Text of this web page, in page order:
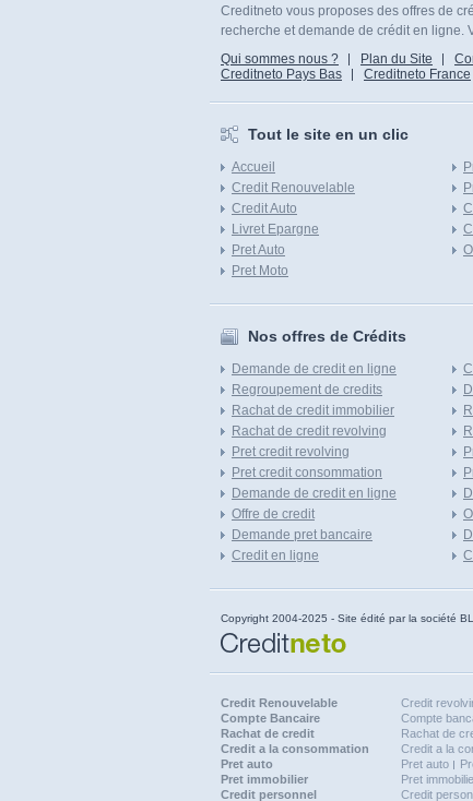
Creditneto vous proposes des offres de
recherche et demande de crédit en ligne.
Qui sommes nous ?
Plan du Site
Creditneto Pays Bas
Creditneto France
Tout le site en un clic
Accueil
Credit Renouvelable
Credit Auto
Livret Epargne
Pret Auto
Pret Moto
Nos offres de Crédits
Demande de credit en ligne
Regroupement de credits
Rachat de credit immobilier
Rachat de credit revolving
Pret credit revolving
Pret credit consommation
Demande de credit en ligne
Offre de credit
Demande pret bancaire
Credit en ligne
Copyright 2004-2025 - Site édité par la société
Credit Renouvelable
Credit
Compte Bancaire
Compte
Rachat de credit
Rachat de
Credit a la consommation
Credit a la
Pret auto
Pret auto
Pret immobilier
Pret
Credit personnel
Credit